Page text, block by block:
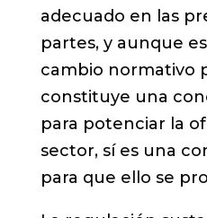
adecuado en las
partes, y aunque
cambio normativo
constituye una
para potenciar la
sector, sí es una
para que ello se